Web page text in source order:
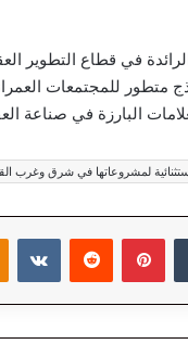
في قطاع التطوير
للمجتمعات
البارزة في صناعة
لمشروعاتها في شرق وغرب
بينتيريست